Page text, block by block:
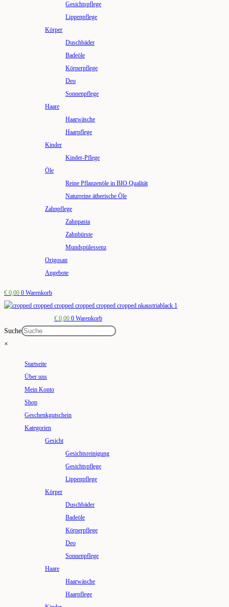
Gesichtspflege
Lippenpflege
Körper
Duschbäder
Badeöle
Körperpflege
Deo
Sonnenpflege
Haare
Haarwäsche
Haarpflege
Kinder
Kinder-Pflege
Öle
Reine Pflanzenöle in BIO Qualität
Naturreine ätherische Öle
Zahnpflege
Zahnpasta
Zahnbürste
Mundspülessenz
Origosan
Angebote
€ 0,00 0 Warenkorb
€ 0,00 0 Warenkorb
Suche
×
Startseite
Über uns
Mein Konto
Shop
Geschenkgutschein
Kategorien
Gesicht
Gesichtsreinigung
Gesichtspflege
Lippenpflege
Körper
Duschbäder
Badeöle
Körperpflege
Deo
Sonnenpflege
Haare
Haarwäsche
Haarpflege